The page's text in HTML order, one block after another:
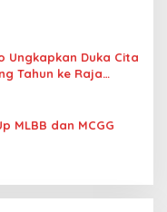
Ungkapkan Duka Cita
Tahun ke Raja
MLBB dan MCGG